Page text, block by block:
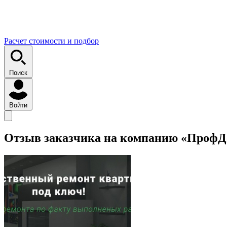
Расчет стоимости и подбор
Поиск
Войти
Отзыв заказчика на компанию